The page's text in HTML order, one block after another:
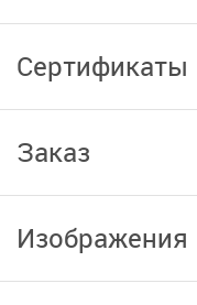
Сертификаты
Заказ
Изображения